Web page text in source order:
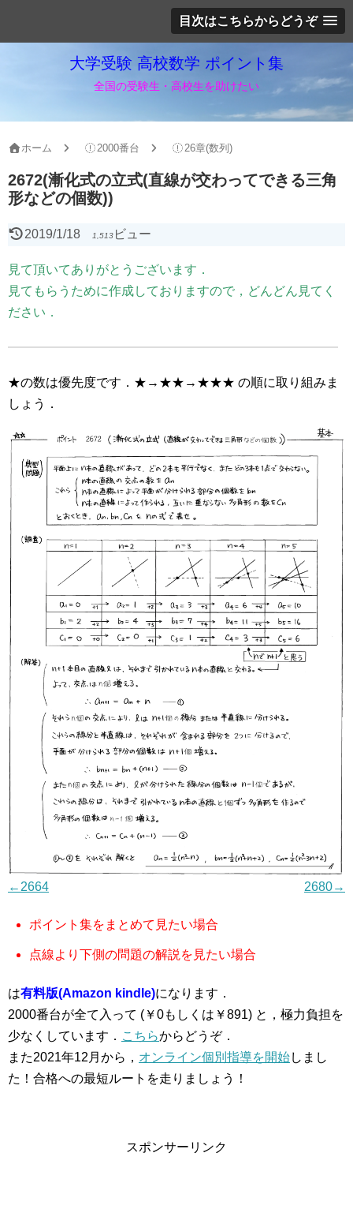
目次はこちらからどうぞ
大学受験 高校数学 ポイント集
全国の受験生・高校生を助けたい
ホーム 2000番台 26章(数列)
2672(漸化式の立式(直線が交わってできる三角
形などの個数))
2019/1/18 1,513ビュー
見て頂いてありがとうございます．
見てもらうために作成しておりますので，どんどん見てく
ださい．
★の数は優先度です．★→★★→★★★ の順に取り組みま
しょう．
←2664 2680→
ポイント集をまとめて見たい場合
点線より下側の問題の解説を見たい場合
は有料版(Amazon kindle)になります．
2000番台が全て入って (￥0もしくは￥891) と，極力負担を
少なくしています． こちらからどうぞ．
また2021年12月から， オンライン個別指導を開始しまし
た！合格への最短ルートを走りましょう！
スポンサーリンク